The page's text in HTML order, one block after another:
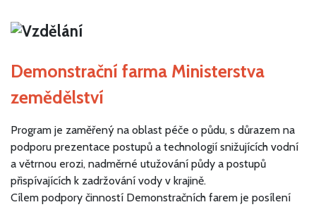
Demonstrační farma Ministerstva
zemědělství
Program je zaměřený na oblast péče o půdu, s důrazem na
podporu prezentace postupů a technologií snižujících vodní
a větrnou erozi, nadměrné utužování půdy a postupů
přispívajících k zadržování vody v krajině.
Cílem podpory činností Demonstračních farem je posílení